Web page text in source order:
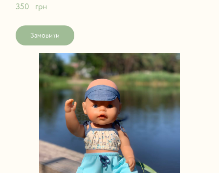
350   грн
Замовити